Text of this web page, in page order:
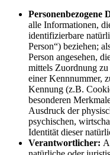
Personenbezogene
alle Informationen,
identifizierbare
Person“) beziehen;
Person angesehen,
mittels Zuordnung
einer Kennnummer,
Kennung (z.B.
besonderen
Ausdruck der
psychischen,
Identität dieser
Verantwortlicher: